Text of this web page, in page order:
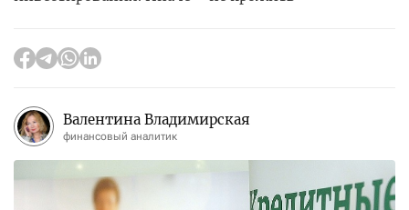
Валентина Владимирская
финансовый аналитик